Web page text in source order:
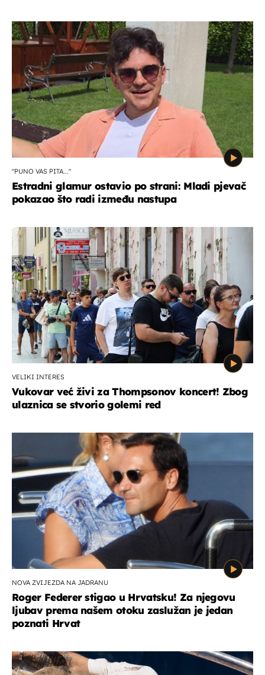
"PUNO VAS PITA..."
Estradni glamur ostavio po strani: Mladi pjevač
pokazao što radi između nastupa
VELIKI INTERES
Vukovar već živi za Thompsonov koncert! Zbog
ulaznica se stvorio golemi red
NOVA ZVIJEZDA NA JADRANU
Roger Federer stigao u Hrvatsku! Za njegovu
ljubav prema našem otoku zaslužan je jedan
poznati Hrvat